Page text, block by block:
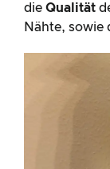
die Qualität
Nähte, sowie